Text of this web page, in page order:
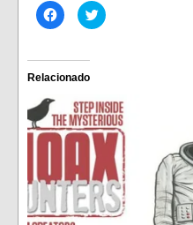
Haz
clic
Facebook
(Se
abre
una
ventana
nueva)
Haz
clic
una
ventana
nueva)
Relacionado